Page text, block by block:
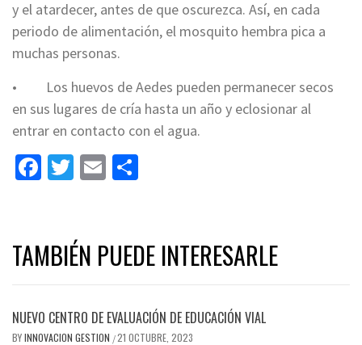
y el atardecer, antes de que oscurezca. Así, en cada
periodo de alimentación, el mosquito hembra pica a
muchas personas.
• Los huevos de Aedes pueden permanecer secos
en sus lugares de cría hasta un año y eclosionar al
entrar en contacto con el agua.
Facebook
Twitter
Email
TAMBIÉN PUEDE INTERESARLE
NUEVO CENTRO DE EVALUACIÓN DE EDUCACIÓN VIAL
BYINNOVACION GESTION /21 OCTUBRE, 2023